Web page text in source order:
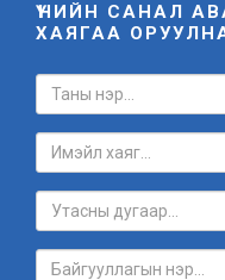
ҮНИЙН САНАЛ
ХАЯГАА